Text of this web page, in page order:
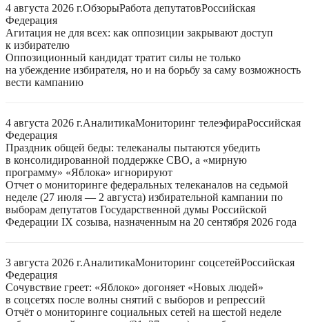
4 августа 2026 г.ОбзорыРабота депутатовРоссийская
Федерация
Агитация не для всех: как оппозиции закрывают доступ
к избирателю
Оппозиционный кандидат тратит силы не только
на убеждение избирателя, но и на борьбу за саму возможность
вести кампанию
4 августа 2026 г.АналитикаМониторинг телеэфираРоссийская
Федерация
Праздник общей беды: телеканалы пытаются убедить
в консолидированной поддержке СВО, а «мирную
программу» «Яблока» игнорируют
Отчет о мониторинге федеральных телеканалов на седьмой
неделе (27 июля — 2 августа) избирательной кампании по
выборам депутатов Государственной думы Российской
Федерации IX созыва, назначенным на 20 сентября 2026 года
3 августа 2026 г.АналитикаМониторинг соцсетейРоссийская
Федерация
Сочувствие греет: «Яблоко» догоняет «Новых людей»
в соцсетях после волны снятий с выборов и репрессий
Отчёт о мониторинге социальных сетей на шестой неделе